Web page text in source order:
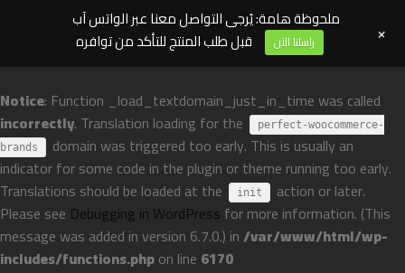
Notice: Function _load_textdomain_just_in_time was called
incorrectly. Translation loading for the
perfect-woocommerce-
brands
domain was triggered too early. This is usually an
indicator for some code in the plugin or theme running too early.
Translations should be loaded at the
init
action or later.
Please see Debugging in WordPress for more information. (This
message was added in version 6.7.0.) in/var/www/html/wp-
includes/functions.phpon line 6170
ملحوظة هامة: يُرجى التواصل معنا عبر الواتس آب
قبل طلب المنتج للتأكد من توافره
راسلنا الآن +